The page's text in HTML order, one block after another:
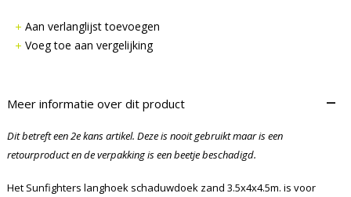
Aan verlanglijst toevoegen
Voeg toe aan vergelijking
Meer informatie over dit product –
Dit betreft een 2e kans artikel. Deze is nooit gebruikt maar is een
retourproduct en de verpakking is een beetje beschadigd.
Het Sunfighters langhoek schaduwdoek zand 3.5x4x4.5m. is voor